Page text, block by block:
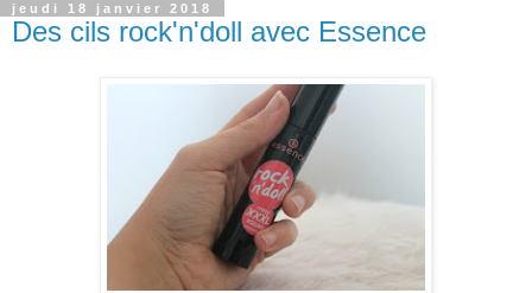
jeudi 18 janvier 2018
Des cils rock'n'doll avec Essence